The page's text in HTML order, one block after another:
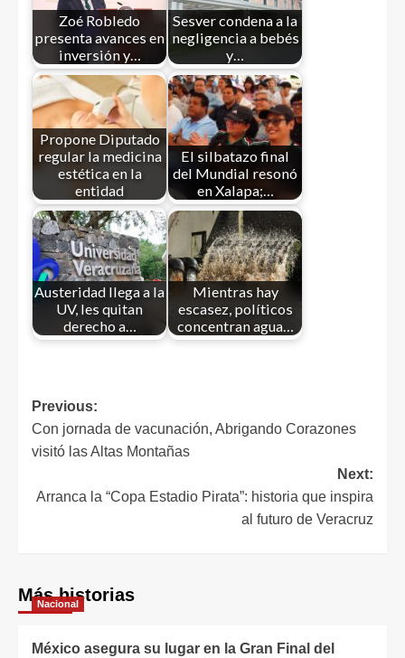
Zoé Robledo
presenta avances en
inversión y…
Sesver condena a la
negligencia a bebés
y…
Propone Diputado
regular la medicina
estética en la
entidad
El silbatazo final
del Mundial resonó
en Xalapa;…
Austeridad llega a la
UV, les quitan
derecho a…
Mientras hay
escasez, políticos
concentran agua…
Previous:
Con jornada de vacunación, Abrigando Corazones
visitó las Altas Montañas
Next:
Arranca la “Copa Estadio Pirata”: historia que inspira
al futuro de Veracruz
Más historias
Nacional
México asegura su lugar en la Gran Final del